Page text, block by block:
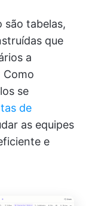
são tabelas,
que
a
Como
se
de
as equipes
e